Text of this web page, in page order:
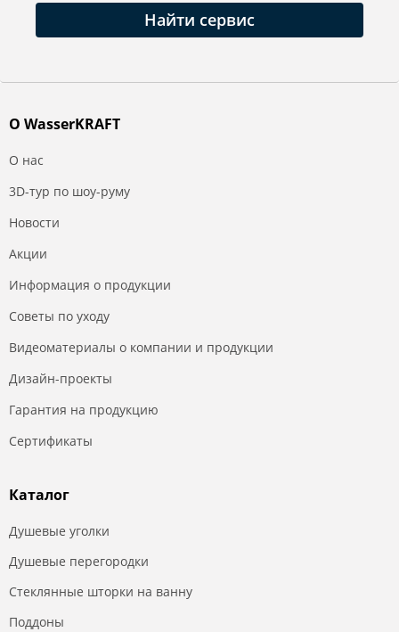
Найти сервис
О WasserKRAFT
О нас
3D-тур по шоу-руму
Новости
Акции
Информация о продукции
Советы по уходу
Видеоматериалы о компании и продукции
Дизайн-проекты
Гарантия на продукцию
Сертификаты
Каталог
Душевые уголки
Душевые перегородки
Стеклянные шторки на ванну
Поддоны